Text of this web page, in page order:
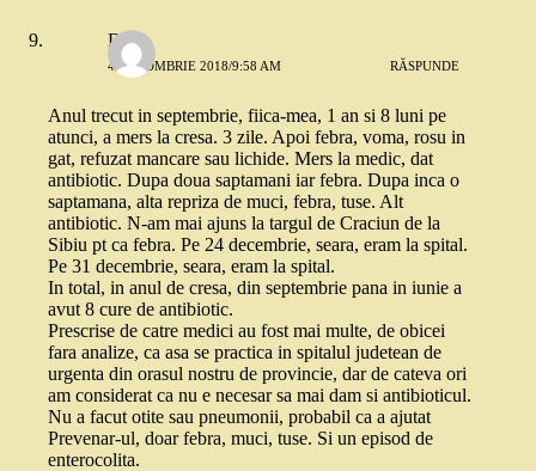
Dan
4 OCTOMBRIE 2018/9:58 AM RĂSPUNDE
Anul trecut in septembrie, fiica-mea, 1 an si 8 luni pe
atunci, a mers la cresa. 3 zile. Apoi febra, voma, rosu in
gat, refuzat mancare sau lichide. Mers la medic, dat
antibiotic. Dupa doua saptamani iar febra. Dupa inca o
saptamana, alta repriza de muci, febra, tuse. Alt
antibiotic. N-am mai ajuns la targul de Craciun de la
Sibiu pt ca febra. Pe 24 decembrie, seara, eram la spital.
Pe 31 decembrie, seara, eram la spital.
In total, in anul de cresa, din septembrie pana in iunie a
avut 8 cure de antibiotic.
Prescrise de catre medici au fost mai multe, de obicei
fara analize, ca asa se practica in spitalul judetean de
urgenta din orasul nostru de provincie, dar de cateva ori
am considerat ca nu e necesar sa mai dam si antibioticul.
Nu a facut otite sau pneumonii, probabil ca a ajutat
Prevenar-ul, doar febra, muci, tuse. Si un episod de
enterocolita.